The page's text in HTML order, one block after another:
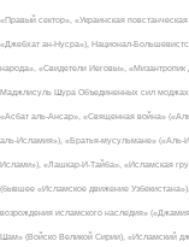
«Правый сектор», «Украинская
«Джебхат ан-Нусра»), Национал-
народа», «Свидетели Иеговы»,
Маджлисуль Шура Объединенных сил
«Асбат аль-Ансар», «Священная война»
аль-Исламия»), «Братья-мусульмане» («Аль-
Ислами»), «Лашкар-И-Тайба», «Исламская
(бывшее «Исламское движение
возрождения исламского наследия»
Шам» (Войско Великой Сирии), «Исламский